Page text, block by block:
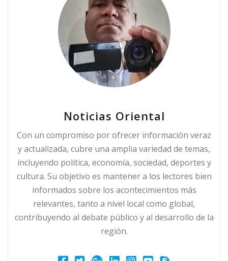
Noticias Oriental
Con un compromiso por ofrecer información veraz
y actualizada, cubre una amplia variedad de temas,
incluyendo política, economía, sociedad, deportes y
cultura. Su objetivo es mantener a los lectores bien
informados sobre los acontecimientos más
relevantes, tanto a nivel local como global,
contribuyendo al debate público y al desarrollo de la
región.